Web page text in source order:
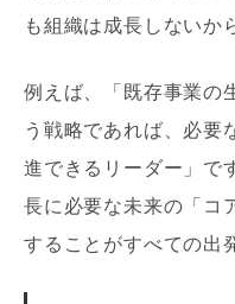
も組織は成長しないか
例えば、「既存事業の
う戦略であれば、必要
進できるリーダー」で
長に必要な未来の「コ
することがすべての出